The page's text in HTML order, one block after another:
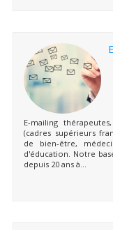
E-mailing
(cadres supérieurs
de bien-être,
d'éducation. Notre
depuis 20 ans à...